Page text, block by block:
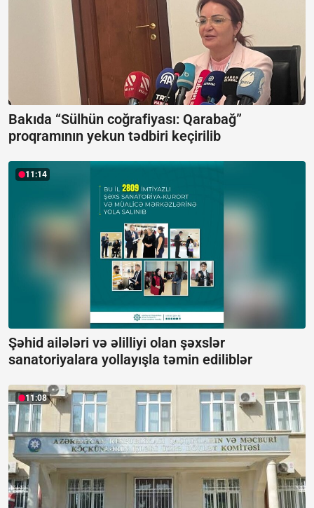
Bakıda “Sülhün coğrafiyası: Qarabağ”
proqramının yekun tədbiri keçirilib
11:14
Şəhid ailələri və əlilliyi olan şəxslər
sanatoriyalara yollayışla təmin ediliblər
11:08